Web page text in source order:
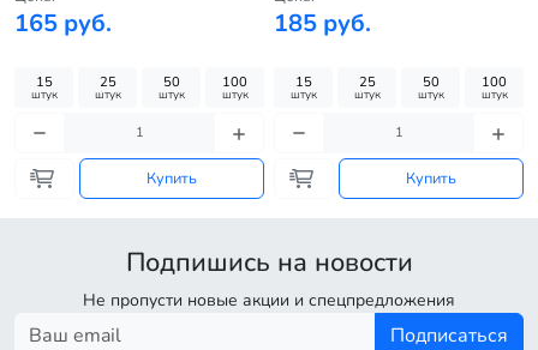
165 руб.
15
штук
25
штук
50
штук
100
штук
Купить
185 руб.
15
штук
25
штук
50
штук
100
штук
Купить
Подпишись на новости
Не пропусти новые акции и спецпредложения
Подписаться